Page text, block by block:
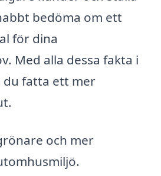
bedöma om ett
för dina
Med alla dessa fakta i
du fatta ett mer
och mer